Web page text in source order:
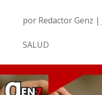
por Redactor Genz |
SALUD